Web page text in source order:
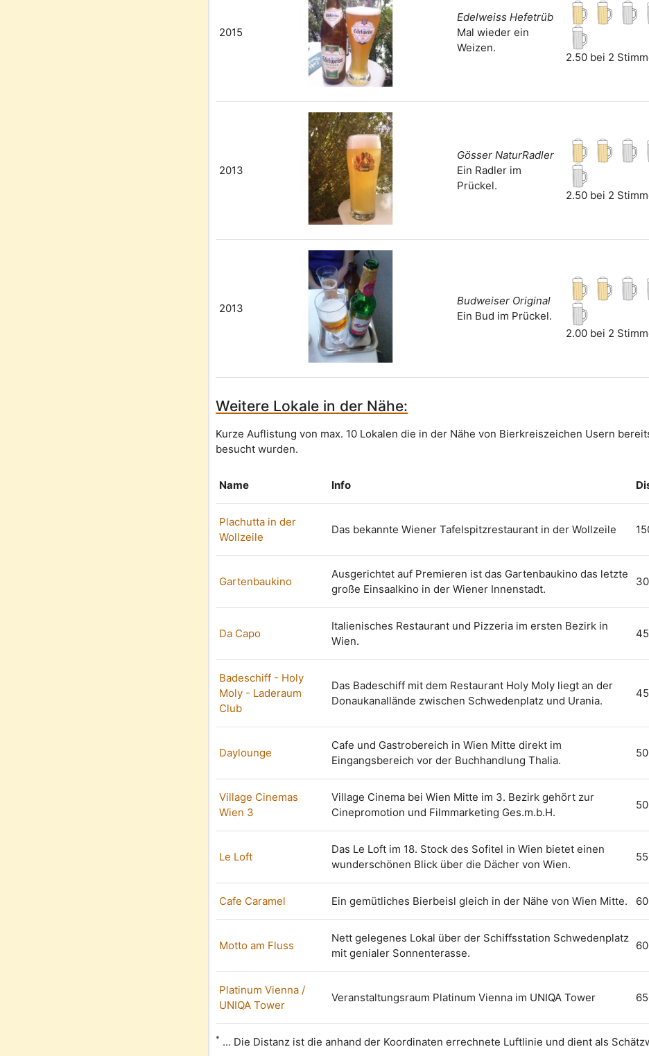
2015
Edelweiss Hefetrüb
Mal wieder ein
Weizen.
2.50 bei 2
2013
Gösser NaturRadler
Ein Radler im
Prückel.
2.50 bei 2
2013
Budweiser Original
Ein Bud im Prückel.
2.00 bei 2
Weitere Lokale in der Nähe:
Kurze Auflistung von max. 10 Lokalen die in der Nähe von Bierkreiszeichen Usern
besucht wurden.
Name Info
Plachutta in der
Wollzeile
Das bekannte Wiener Tafelspitzrestaurant in der Wollzeile
Gartenbaukino
Ausgerichtet auf Premieren ist das Gartenbaukino das letzte
große Einsaalkino in der Wiener Innenstadt.
Da Capo
Italienisches Restaurant und Pizzeria im ersten Bezirk in
Wien.
Badeschiff - Holy
Moly - Laderaum
Club
Das Badeschiff mit dem Restaurant Holy Moly liegt an der
Donaukanallände zwischen Schwedenplatz und Urania.
Daylounge
Cafe und Gastrobereich in Wien Mitte direkt im
Eingangsbereich vor der Buchhandlung Thalia.
Village Cinemas
Wien 3
Village Cinema bei Wien Mitte im 3. Bezirk gehört zur
Cinepromotion und Filmmarketing Ges.m.b.H.
Le Loft
Das Le Loft im 18. Stock des Sofitel in Wien bietet einen
wunderschönen Blick über die Dächer von Wien.
Cafe Caramel Ein gemütliches Bierbeisl gleich in der Nähe von Wien Mitte.
Motto am Fluss
Nett gelegenes Lokal über der Schiffsstation Schwedenplatz
mit genialer Sonnenterasse.
Platinum Vienna /
UNIQA Tower
Veranstaltungsraum Platinum Vienna im UNIQA Tower
* ... Die Distanz ist die anhand der Koordinaten errechnete Luftlinie und dient als